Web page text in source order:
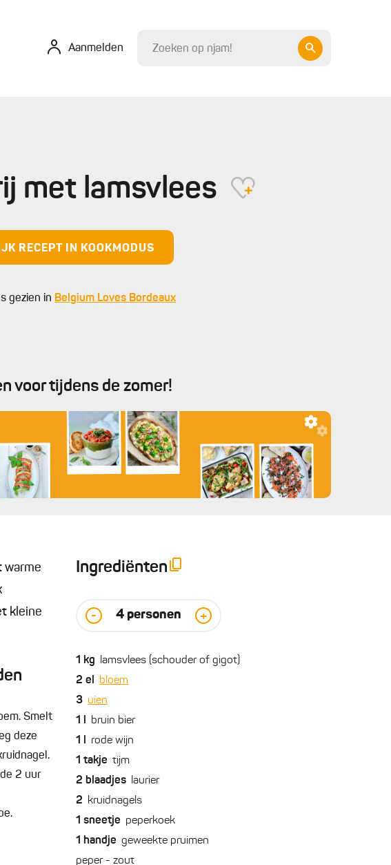
Aanmelden
met lamsvlees
RECEPT IN KOOKMODUS
gezien in Belgium Loves Bordeaux
voor tijdens de zomer!
Ingrediënten
- 4 personen +
1 kg lamsvlees (schouder of gigot)
2 el bloem
3 uien
1 l bruin bier
1 l rode wijn
1 takje tijm
2 blaadjes laurier
2 kruidnagels
1 sneetje peperkoek
1 handje geweekte pruimen
peper - zout
warme
kleine
Smelt
deze
2 uur